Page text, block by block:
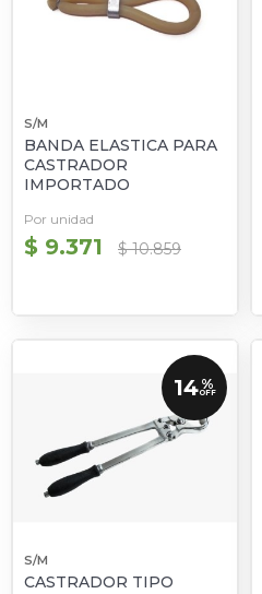
S/M
BANDA ELASTICA PARA
CASTRADOR
IMPORTADO
Por unidad
$ 9.371 $ 10.859
14 %
OFF
S/M
CASTRADOR TIPO